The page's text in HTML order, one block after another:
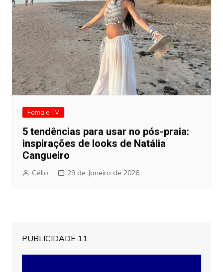
Fama e TV
5 tendências para usar no pós-praia:
inspirações de looks de Natália
Cangueiro
Célio 29 de Janeiro de 2026
PUBLICIDADE 11